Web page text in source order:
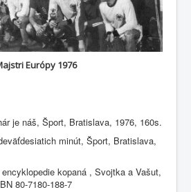
Európy 1976
je náš, Šport, Bratislava, 1976, 160s.
minút, Šport, Bratislava,
kopaná , Svojtka a Vašut,
80-7180-188-7